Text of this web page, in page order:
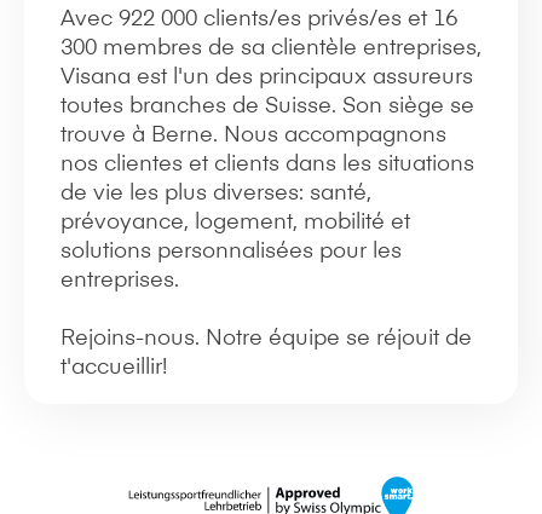
Avec 922 000 clients/es privés/es et 16
300 membres de sa clientèle entreprises,
Visana est l'un des principaux assureurs
toutes branches de Suisse. Son siège se
trouve à Berne. Nous accompagnons
nos clientes et clients dans les situations
de vie les plus diverses: santé,
prévoyance, logement, mobilité et
solutions personnalisées pour les
entreprises.
Rejoins-nous. Notre équipe se réjouit de
t'accueillir!